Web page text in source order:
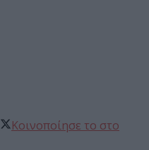
Κοινοποίησε το στο